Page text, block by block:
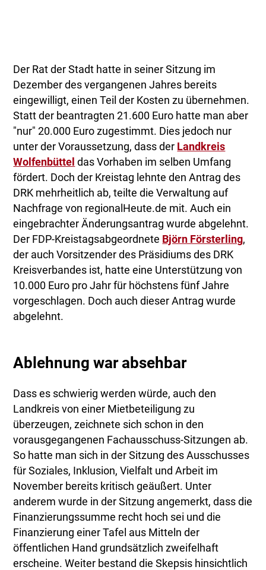
Der Rat der Stadt hatte in seiner Sitzung im
Dezember des vergangenen Jahres bereits
eingewilligt, einen Teil der Kosten zu übernehmen.
Statt der beantragten 21.600 Euro hatte man aber
"nur" 20.000 Euro zugestimmt. Dies jedoch nur
unter der Voraussetzung, dass der Landkreis
Wolfenbüttel das Vorhaben im selben Umfang
fördert. Doch der Kreistag lehnte den Antrag des
DRK mehrheitlich ab, teilte die Verwaltung auf
Nachfrage von regionalHeute.de mit. Auch ein
eingebrachter Änderungsantrag wurde abgelehnt.
Der FDP-Kreistagsabgeordnete Björn Försterling,
der auch Vorsitzender des Präsidiums des DRK
Kreisverbandes ist, hatte eine Unterstützung von
10.000 Euro pro Jahr für höchstens fünf Jahre
vorgeschlagen. Doch auch dieser Antrag wurde
abgelehnt.
Ablehnung war absehbar
Dass es schwierig werden würde, auch den
Landkreis von einer Mietbeteiligung zu
überzeugen, zeichnete sich schon in den
vorausgegangenen Fachausschuss-Sitzungen ab.
So hatte man sich in der Sitzung des Ausschusses
für Soziales, Inklusion, Vielfalt und Arbeit im
November bereits kritisch geäußert. Unter
anderem wurde in der Sitzung angemerkt, dass die
Finanzierungssumme recht hoch sei und die
Finanzierung einer Tafel aus Mitteln der
öffentlichen Hand grundsätzlich zweifelhaft
erscheine. Weiter bestand die Skepsis hinsichtlich